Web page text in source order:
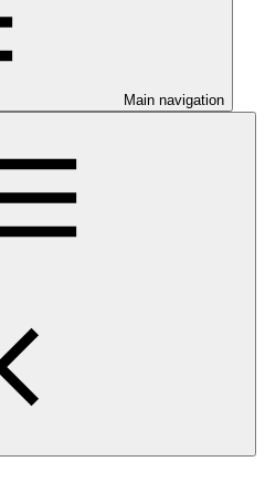
Main navigation